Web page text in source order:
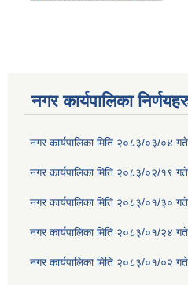
नगर कार्यपालिका
नगर कार्यपालिका मिति २०८३/०३/०४
नगर कार्यपालिका मिति २०८३/०२/१९
नगर कार्यपालिका मिति २०८३/०१/३०
नगर कार्यपालिका मिति २०८३/०१/२४
नगर कार्यपालिका मिति २०८३/०१/०२